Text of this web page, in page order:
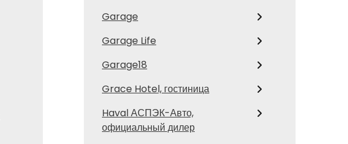
Garage
Garage Life
Garage18
Grace Hotel, гостиница
Haval АСПЭК-Авто,
официальный дилер